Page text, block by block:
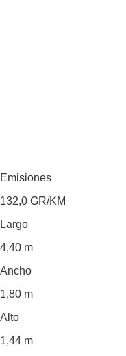
Emisiones
132,0 GR/KM
Largo
4,40 m
Ancho
1,80 m
Alto
1,44 m